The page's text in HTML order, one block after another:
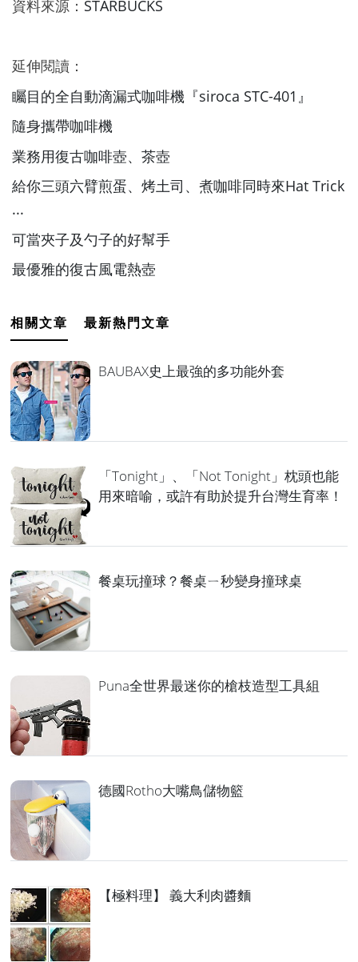
資料來源： STARBUCKS
延伸閱讀：
矚目的全自動滴漏式咖啡機『siroca STC-401』
隨身攜帶咖啡機
業務用復古咖啡壺、茶壺
給你三頭六臂煎蛋、烤土司、煮咖啡同時來Hat Trick
...
可當夾子及勺子的好幫手
最優雅的復古風電熱壺
相關文章 最新熱門文章
BAUBAX史上最強的多功能外套
「Tonight」、「Not Tonight」枕頭也能
用來暗喻，或許有助於提升台灣生育率！
餐桌玩撞球？餐桌ㄧ秒變身撞球桌
Puna全世界最迷你的槍枝造型工具組
德國Rotho大嘴鳥儲物籃
【極料理】 義大利肉醬麵